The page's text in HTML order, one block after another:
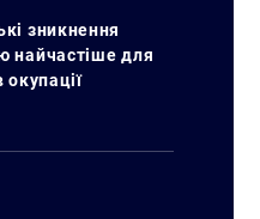
зникнення
найчастіше для
окупації